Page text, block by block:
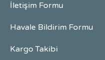
İletişim Formu
Havale Bildirim Formu
Kargo Takibi